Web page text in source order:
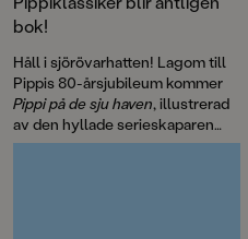
bok!
Håll i sjörövarhatten! Lagom till
Pippis 80-årsjubileum kommer
Pippi på de sju haven, illustrerad
av den hyllade serieskaparen
Fabian Göranson. Astrid